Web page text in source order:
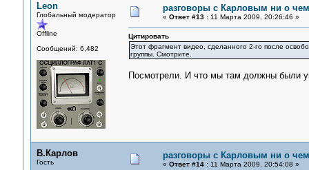
Leon
Глобальный модератор
Offline
Сообщений: 6,482
разговоры с Карловым ни о
« Ответ #13 :11 Марта 2009, 20:26:46 »
Цитировать
Этот фрагмент видео, сделанного 2-го после
группы. Смотрите.
Посмотрели. И что мы там должны были
В.Карлов
Гость
разговоры с Карловым ни о
« Ответ #14 :11 Марта 2009, 20:54:08 »